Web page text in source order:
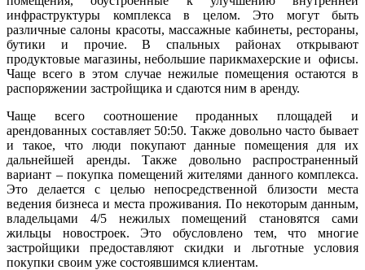
инфраструктуры комплекса в целом. Это могут быть
различные салоны красоты, массажные кабинеты, рестораны,
бутики и прочие. В спальных районах открывают
продуктовые магазины, небольшие парикмахерские и офисы.
Чаще всего в этом случае нежилые помещения остаются в
распоряжении застройщика и сдаются ним в аренду.
Чаще всего соотношение проданных площадей и
арендованных составляет 50:50. Также довольно часто бывает
и такое, что люди покупают данные помещения для их
дальнейшей аренды. Также довольно распространенный
вариант – покупка помещений жителями данного комплекса.
Это делается с целью непосредственной близости места
ведения бизнеса и места проживания. По некоторым данным,
владельцами 4/5 нежилых помещений становятся сами
жильцы новостроек. Это обусловлено тем, что многие
застройщики предоставляют скидки и льготные условия
покупки своим уже состоявшимся клиентам.